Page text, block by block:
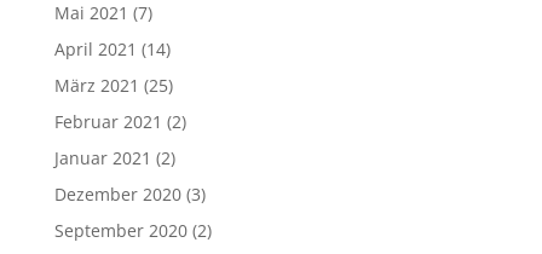
Mai 2021 (7)
April 2021 (14)
März 2021 (25)
Februar 2021 (2)
Januar 2021 (2)
Dezember 2020(3)
September 2020(2)